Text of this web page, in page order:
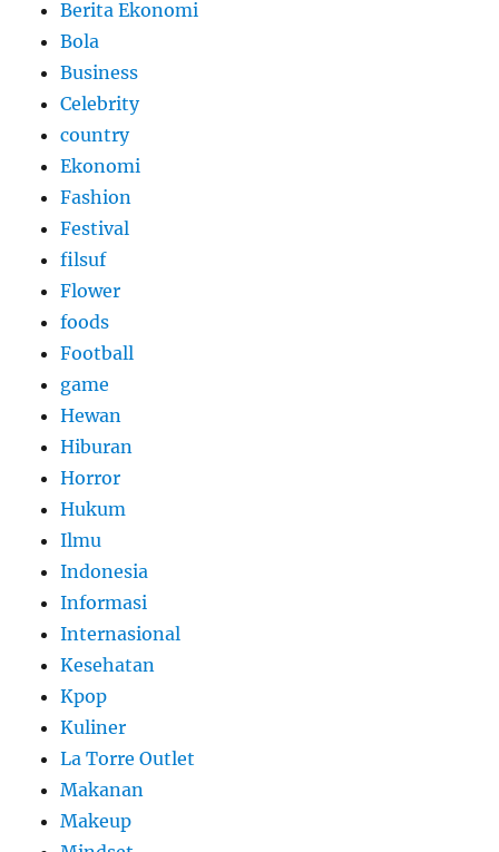
Berita Ekonomi
Bola
Business
Celebrity
country
Ekonomi
Fashion
Festival
filsuf
Flower
foods
Football
game
Hewan
Hiburan
Horror
Hukum
Ilmu
Indonesia
Informasi
Internasional
Kesehatan
Kpop
Kuliner
La Torre Outlet
Makanan
Makeup